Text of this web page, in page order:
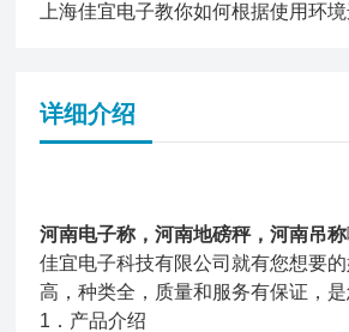
上海佳宜电子教你如何根据使用环
详细介绍
河南电子称，河南地磅秤，河南吊称
佳宜电子科技有限公司就有您想要
高，种类全，质量和服务有保证，是
1．产品介绍